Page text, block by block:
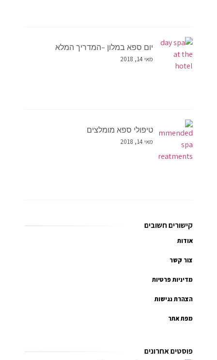
יום ספא במלון –המדריך המלא
מאי 14, 2018
טיפולי ספא מומלצים
מאי 14, 2018
קישורים חשובים
אודות
צור קשר
מדיניות פרטיות
הצהרת נגישות
מפת אתר
פוסטים אחרונים